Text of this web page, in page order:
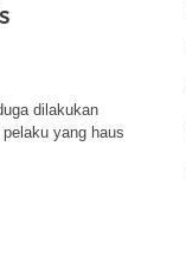
dilakukan
yang haus